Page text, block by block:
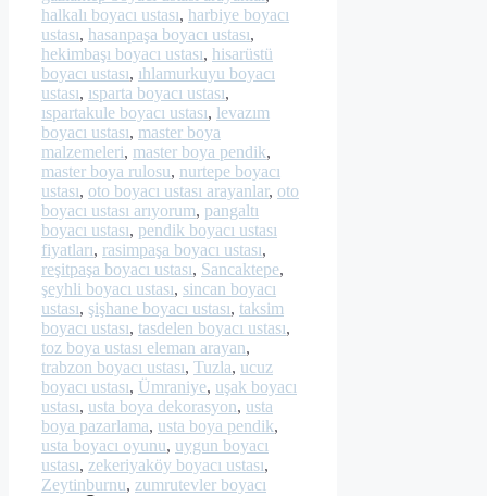
halkalı boyacı ustası, harbiye boyacı
ustası, hasanpaşa boyacı ustası,
hekimbaşı boyacı ustası, hisarüstü
boyacı ustası, ıhlamurkuyu boyacı
ustası, ısparta boyacı ustası,
ıspartakule boyacı ustası, levazım
boyacı ustası, master boya
malzemeleri, master boya pendik,
master boya rulosu, nurtepe boyacı
ustası, oto boyacı ustası arayanlar, oto
boyacı ustası arıyorum, pangaltı
boyacı ustası, pendik boyacı ustası
fiyatları, rasimpaşa boyacı ustası,
reşitpaşa boyacı ustası, Sancaktepe,
şeyhli boyacı ustası, sincan boyacı
ustası, şişhane boyacı ustası, taksim
boyacı ustası, tasdelen boyacı ustası,
toz boya ustası eleman arayan,
trabzon boyacı ustası, Tuzla, ucuz
boyacı ustası, Ümraniye, uşak boyacı
ustası, usta boya dekorasyon, usta
boya pazarlama, usta boya pendik,
usta boyacı oyunu, uygun boyacı
ustası, zekeriyaköy boyacı ustası,
Zeytinburnu, zumrutevler boyacı